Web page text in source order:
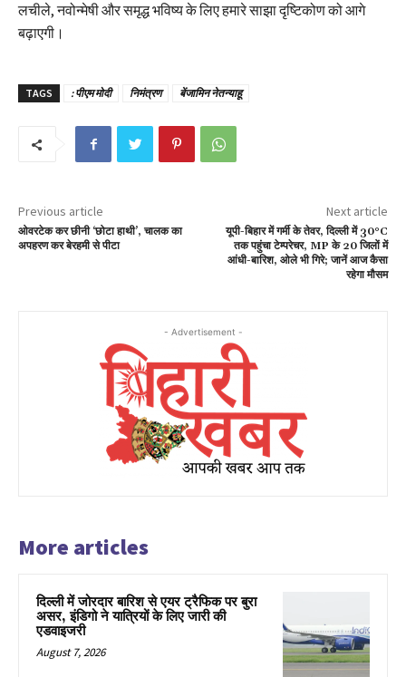
लचीले, नवोन्मेषी और समृद्ध भविष्य के लिए हमारे साझा दृष्टिकोण को आगे
बढ़ाएगी।
TAGS : पीएम मोदी निमंत्रण बेंजामिन नेतन्याहू
Previous article
ओवरटेक कर छीनी ‘छोटा हाथी’, चालक का
अपहरण कर बेरहमी से पीटा
Next article
यूपी-बिहार में गर्मी के तेवर, दिल्ली में 30°C
तक पहुंचा टेम्परेचर, MP के 20 जिलों में
आंधी-बारिश, ओले भी गिरे; जानें आज कैसा
रहेगा मौसम
- Advertisement -
More articles
दिल्ली में जोरदार बारिश से एयर ट्रैफिक पर बुरा
असर, इंडिगो ने यात्रियों के लिए जारी की
एडवाइजरी
August 7, 2026